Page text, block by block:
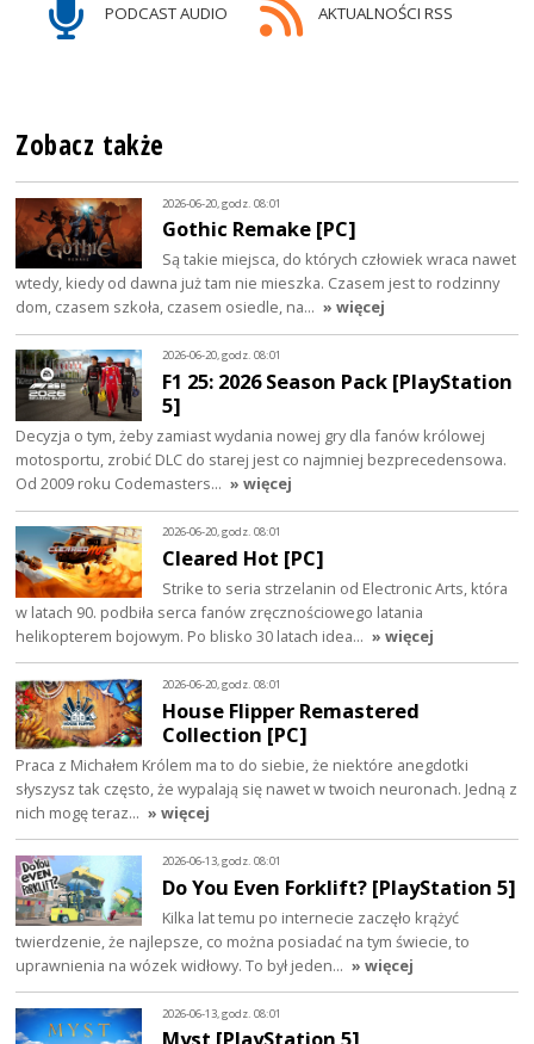
PODCAST AUDIO AKTUALNOŚCI RSS
Zobacz także
2026-06-20, godz. 08:01
Gothic Remake [PC]
Są takie miejsca, do których człowiek wraca nawet
wtedy, kiedy od dawna już tam nie mieszka. Czasem jest to rodzinny
dom, czasem szkoła, czasem osiedle, na… » więcej
2026-06-20, godz. 08:01
F1 25: 2026 Season Pack [PlayStation
5]
Decyzja o tym, żeby zamiast wydania nowej gry dla fanów królowej
motosportu, zrobić DLC do starej jest co najmniej bezprecedensowa.
Od 2009 roku Codemasters… » więcej
2026-06-20, godz. 08:01
Cleared Hot [PC]
Strike to seria strzelanin od Electronic Arts, która
w latach 90. podbiła serca fanów zręcznościowego latania
helikopterem bojowym. Po blisko 30 latach idea… » więcej
2026-06-20, godz. 08:01
House Flipper Remastered
Collection [PC]
Praca z Michałem Królem ma to do siebie, że niektóre anegdotki
słyszysz tak często, że wypalają się nawet w twoich neuronach. Jedną z
nich mogę teraz… » więcej
2026-06-13, godz. 08:01
Do You Even Forklift? [PlayStation 5]
Kilka lat temu po internecie zaczęło krążyć
twierdzenie, że najlepsze, co można posiadać na tym świecie, to
uprawnienia na wózek widłowy. To był jeden… » więcej
2026-06-13, godz. 08:01